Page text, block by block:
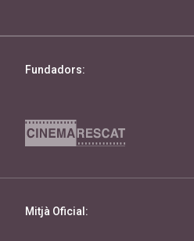
Fundadors:
Mitjà Oficial: